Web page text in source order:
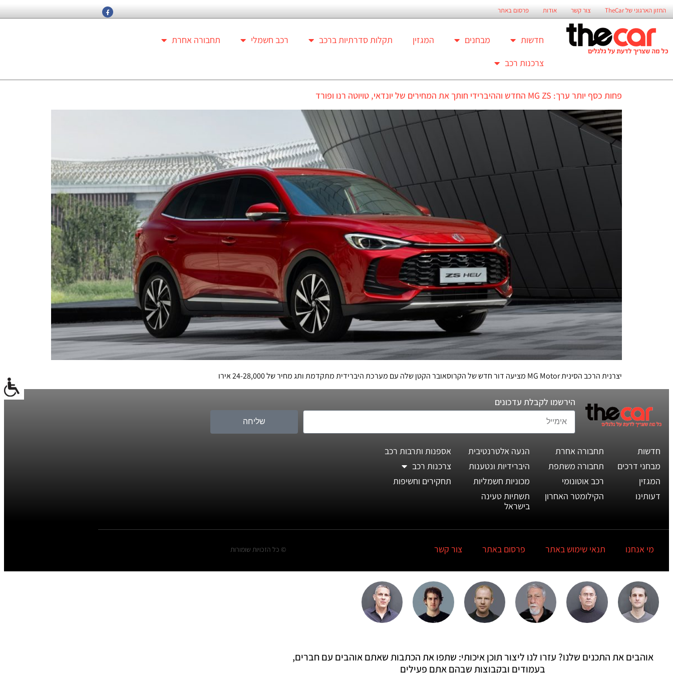
החזון הארגוני של TheCar צור קשר אודות פרסום באתר
חדשות מבחנים המגזין תקלות סדרתיות ברכב רכב חשמלי
תחבורה אחרת
צרכנות רכב
פחות כסף יותר ערך: MG ZS החדש וההיברידי חותך את המחירים של יונדאי, טויוטה רנו ופורד
יצרנית הרכב הסינית MG Motor מציעה דור חדש של הקרוסאובר הקטן שלה עם מערכת היברידית מתקדמת ותג מחיר של 24-28,000 אירו
הירשמו לקבלת עדכונים
שליחה
חדשות
מבחני דרכים
המגזין
דעותינו
תחבורה אחרת
תחבורה משתפת
רכב אוטונומי
הקילומטר האחרון
הנעה אלטרנטיבית
היברידיות ונטענות
מכוניות חשמליות
תשתיות טעינה
בישראל
אספנות ותרבות רכב
צרכנות רכב
תחקירים וחשיפות
מי אנחנו תנאי שימוש באתר פרסום באתר צור קשר © כל הזכויות שומורות
אוהבים את התכנים שלנו? עזרו לנו ליצור תוכן איכותי: שתפו את הכתבות שאתם אוהבים עם חברים,
בעמודים ובקבוצות שבהם אתם פעילים